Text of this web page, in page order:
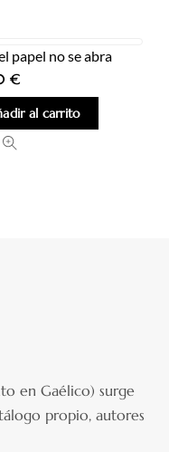
papel no se abra
€
al carrito
en Gaélico) surge
propio, autores